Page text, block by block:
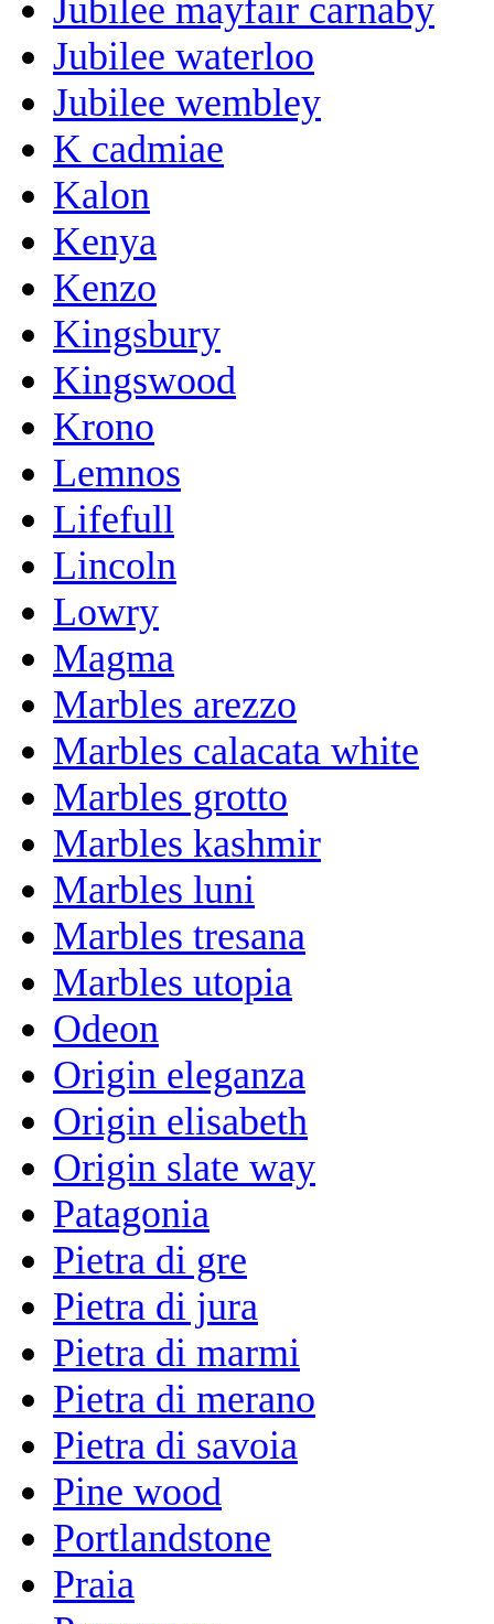
Jubilee mayfair carnaby
Jubilee waterloo
Jubilee wembley
K cadmiae
Kalon
Kenya
Kenzo
Kingsbury
Kingswood
Krono
Lemnos
Lifefull
Lincoln
Lowry
Magma
Marbles arezzo
Marbles calacata white
Marbles grotto
Marbles kashmir
Marbles luni
Marbles tresana
Marbles utopia
Odeon
Origin eleganza
Origin elisabeth
Origin slate way
Patagonia
Pietra di gre
Pietra di jura
Pietra di marmi
Pietra di merano
Pietra di savoia
Pine wood
Portlandstone
Praia